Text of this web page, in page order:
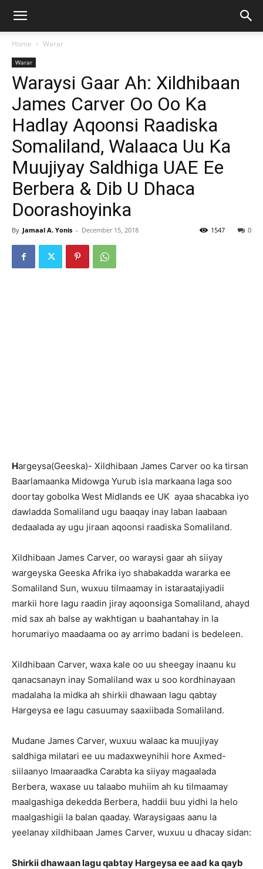
Home Warar
Warar
Waraysi Gaar Ah: Xildhibaan
James Carver Oo Oo Ka
Hadlay Aqoonsi Raadiska
Somaliland, Walaaca Uu Ka
Muujiyay Saldhiga UAE Ee
Berbera & Dib U Dhaca
Doorashoyinka
By Jamaal A. Yonis - December 15, 2018 0
1547
Hargeysa(Geeska)- Xildhibaan James Carver oo ka tirsan
Baarlamaanka Midowga Yurub isla markaana laga soo
doortay gobolka West Midlands ee UK ayaa shacabka iyo
dawladda Somaliland ugu baaqay inay laban laabaan
dedaalada ay ugu jiraan aqoonsi raadiska Somaliland.
Xildhibaan James Carver, oo waraysi gaar ah siiyay
wargeyska Geeska Afrika iyo shabakadda wararka ee
Somaliland Sun, wuxuu tilmaamay in istaraatajiyadii
markii hore lagu raadin jiray aqoonsiga Somaliland, ahayd
mid sax ah balse ay wakhtigan u baahantahay in la
horumariyo maadaama oo ay arrimo badani is bedeleen.
Xildhibaan Carver, waxa kale oo uu sheegay inaanu ku
qanacsanayn inay Somaliland wax u soo kordhinayaan
madalaha la midka ah shirkii dhawaan lagu qabtay
Hargeysa ee lagu casuumay saaxiibada Somaliland.
Mudane James Carver, wuxuu walaac ka muujiyay
saldhiga milatari ee uu madaxweynihii hore Axmed-
siilaanyo Imaaraadka Carabta ka siiyay magaalada
Berbera, waxase uu talaabo muhiim ah ku tilmaamay
maalgashiga dekedda Berbera, haddii buu yidhi la helo
maalgashigii la balan qaaday. Waraysigaas aanu la
yeelanay xildhibaan James Carver, wuxuu u dhacay sidan:
Shirkii dhawaan lagu qabtay Hargeysa ee aad ka qayb